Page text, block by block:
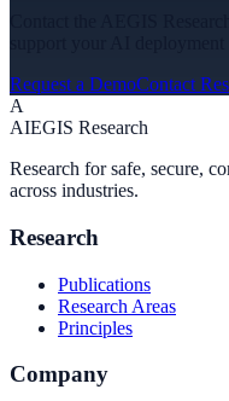
Request a DemoContact
A
AIEGIS Research
Research for safe, secure,
across industries.
Research
Publications
Research Areas
Principles
Company